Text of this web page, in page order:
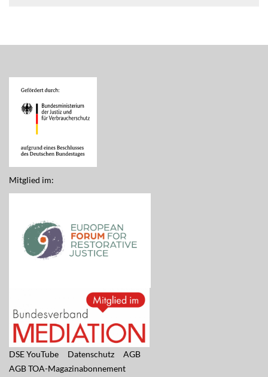
Mitglied im:
DSE YouTube Datenschutz
AGB
AGB TOA-Magazinabonnement